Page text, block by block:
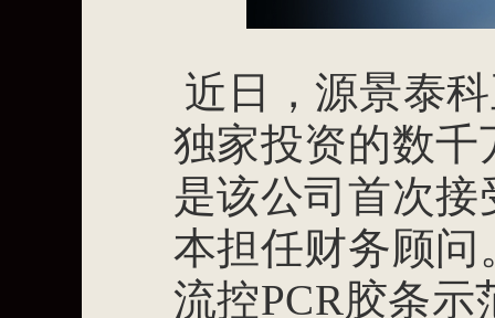
近日，源景泰
独家投资的数千
是该公司首次
本担任财务顾
流控PCR胶条